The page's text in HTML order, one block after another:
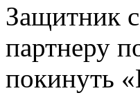
Защитник
партнеру
покинуть